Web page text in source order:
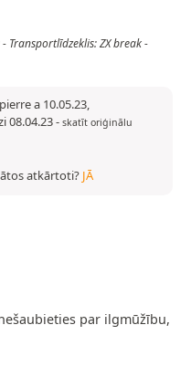
Transportlīdzeklis: ZX break -
a 10.05.23,
08.04.23- skatīt oriģinālu
atkārtoti? JĀ
par ilgmūžību,